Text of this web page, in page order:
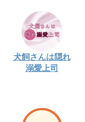
犬飼さんは隠れ
溺愛上司